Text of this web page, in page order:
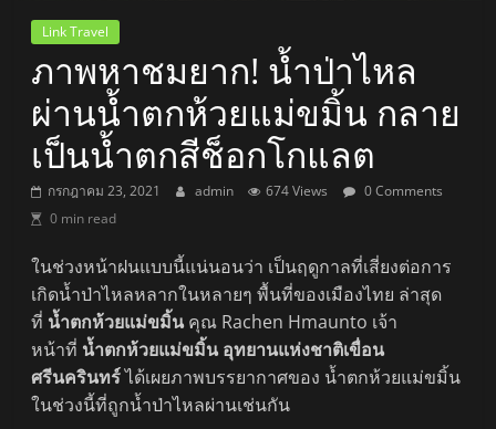
Link Travel
ภาพหาชมยาก! น้ำป่าไหล
ผ่านน้ำตกห้วยแม่ขมิ้น กลาย
เป็นน้ำตกสีช็อกโกแลต
กรกฎาคม 23, 2021 admin 674 Views
0 Comments
0 min read
ในช่วงหน้าฝนแบบนี้แน่นอนว่า เป็นฤดูกาลที่เสี่ยงต่อการ
เกิดน้ำป่าไหลหลากในหลายๆ พื้นที่ของเมืองไทย ล่าสุด
ที่ น้ำตกห้วยแม่ขมิ้นคุณ Rachen Hmaunto เจ้า
หน้าที่ น้ำตกห้วยแม่ขมิ้น อุทยานแห่งชาติเขื่อน
ศรีนครินทร์ได้เผยภาพบรรยากาศของ น้ำตกห้วยแม่ขมิ้น
ในช่วงนี้ที่ถูกน้ำป่าไหลผ่านเช่นกัน